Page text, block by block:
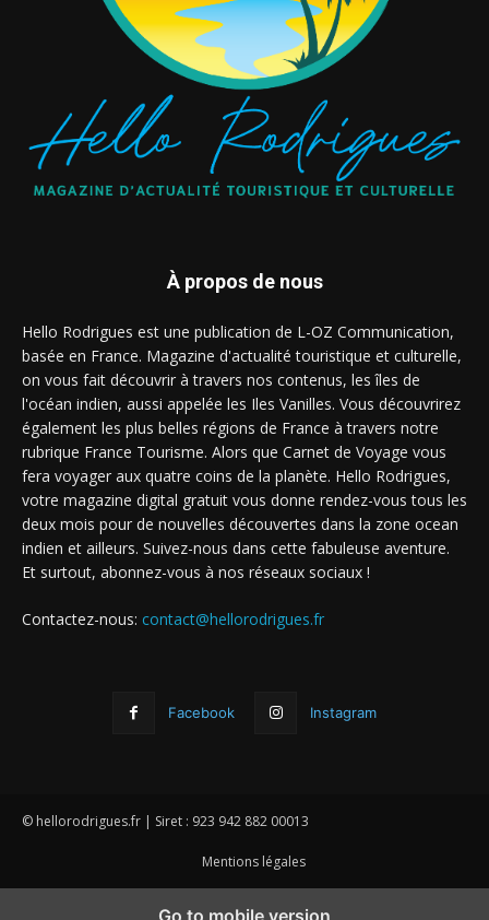
À propos de nous
Hello Rodrigues est une publication de L-OZ Communication,
basée en France. Magazine d'actualité touristique et culturelle,
on vous fait découvrir à travers nos contenus, les îles de
l'océan indien, aussi appelée les Iles Vanilles. Vous découvrirez
également les plus belles régions de France à travers notre
rubrique France Tourisme. Alors que Carnet de Voyage vous
fera voyager aux quatre coins de la planète. Hello Rodrigues,
votre magazine digital gratuit vous donne rendez-vous tous les
deux mois pour de nouvelles découvertes dans la zone ocean
indien et ailleurs. Suivez-nous dans cette fabuleuse aventure.
Et surtout, abonnez-vous à nos réseaux sociaux !
Contactez-nous: contact@hellorodrigues.fr
Facebook Instagram
© hellorodrigues.fr | Siret : 923 942 882 00013
Mentions légales